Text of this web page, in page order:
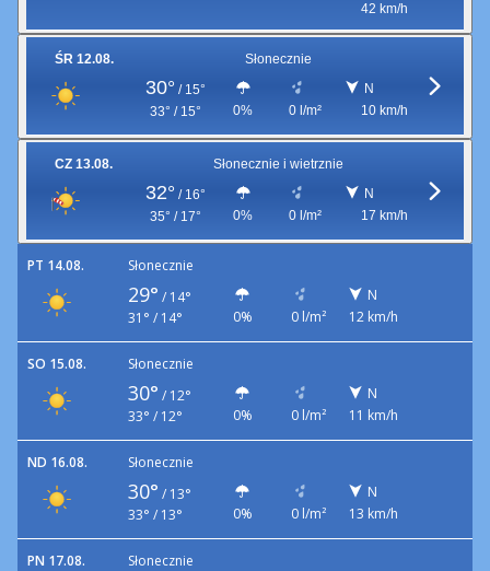
42 km/h
ŚR 12.08. Słonecznie
30° / 15°
33° / 15°
0% 0 l/m²
N
10 km/h
CZ 13.08. Słonecznie i wietrznie
32° / 16°
35° / 17°
0% 0 l/m²
N
17 km/h
PT 14.08. Słonecznie
29° / 14°
31° / 14°
0% 0 l/m²
N
12 km/h
SO 15.08. Słonecznie
30° / 12°
33° / 12°
0% 0 l/m²
N
11 km/h
ND 16.08. Słonecznie
30° / 13°
33° / 13°
0% 0 l/m²
N
13 km/h
PN 17.08. Słonecznie